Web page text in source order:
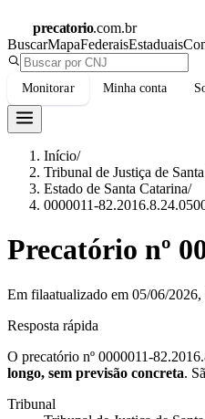
precatorio.com.br
BuscarMapaFederaisEstaduais
Monitorar Minha conta
Início/
Tribunal de Justiça de
Estado de Santa Catarina/
0000011-
Precatório nº
Em filaatualizado em 05/06/2026,
Resposta rápida
O precatório nº 0000011-
longo, sem previsão concreta.
Tribunal